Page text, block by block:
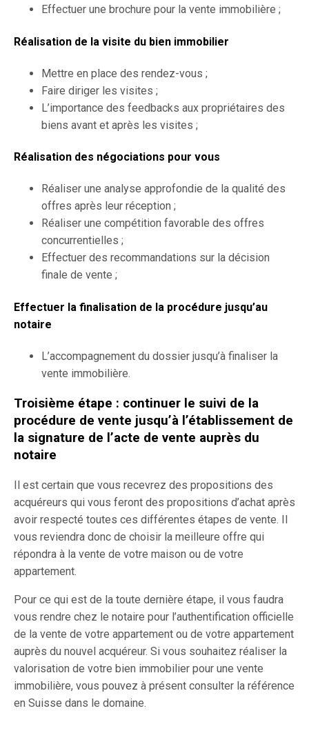
Effectuer une brochure pour la vente immobilière ;
Réalisation de la visite du bien immobilier
Mettre en place des rendez-vous ;
Faire diriger les visites ;
L’importance des feedbacks aux propriétaires des
biens avant et après les visites ;
Réalisation des négociations pour vous
Réaliser une analyse approfondie de la qualité des
offres après leur réception ;
Réaliser une compétition favorable des offres
concurrentielles ;
Effectuer des recommandations sur la décision
finale de vente ;
Effectuer la finalisation de la procédure jusqu’au
notaire
L’accompagnement du dossier jusqu’à finaliser la
vente immobilière.
Troisième étape : continuer le suivi de la
procédure de vente jusqu’à l’établissement de
la signature de l’acte de vente auprès du
notaire
Il est certain que vous recevrez des propositions des
acquéreurs qui vous feront des propositions d’achat après
avoir respecté toutes ces différentes étapes de vente. Il
vous reviendra donc de choisir la meilleure offre qui
répondra à la vente de votre maison ou de votre
appartement.
Pour ce qui est de la toute dernière étape, il vous faudra
vous rendre chez le notaire pour l’authentification officielle
de la vente de votre appartement ou de votre appartement
auprès du nouvel acquéreur. Si vous souhaitez réaliser la
valorisation de votre bien immobilier pour une vente
immobilière, vous pouvez à présent consulter la référence
en Suisse dans le domaine.